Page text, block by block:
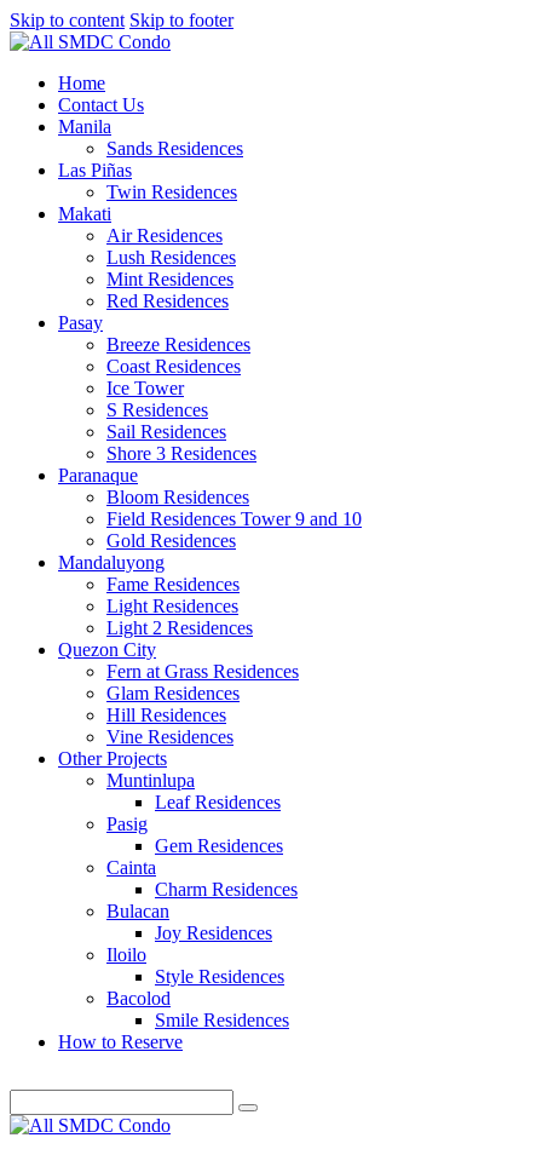
Skip to content Skip to footer
Home
Contact Us
Manila
Sands Residences
Las Piñas
Twin Residences
Makati
Air Residences
Lush Residences
Mint Residences
Red Residences
Pasay
Breeze Residences
Coast Residences
Ice Tower
S Residences
Sail Residences
Shore 3 Residences
Paranaque
Bloom Residences
Field Residences Tower 9 and 10
Gold Residences
Mandaluyong
Fame Residences
Light Residences
Light 2 Residences
Quezon City
Fern at Grass Residences
Glam Residences
Hill Residences
Vine Residences
Other Projects
Muntinlupa
Leaf Residences
Pasig
Gem Residences
Cainta
Charm Residences
Bulacan
Joy Residences
Iloilo
Style Residences
Bacolod
Smile Residences
How to Reserve